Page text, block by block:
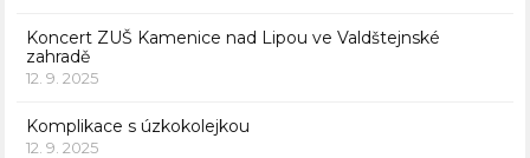
Koncert ZUŠ Kamenice nad Lipou ve Valdštejnské
zahradě
12. 9. 2025
Komplikace s úzkokolejkou
12. 9. 2025